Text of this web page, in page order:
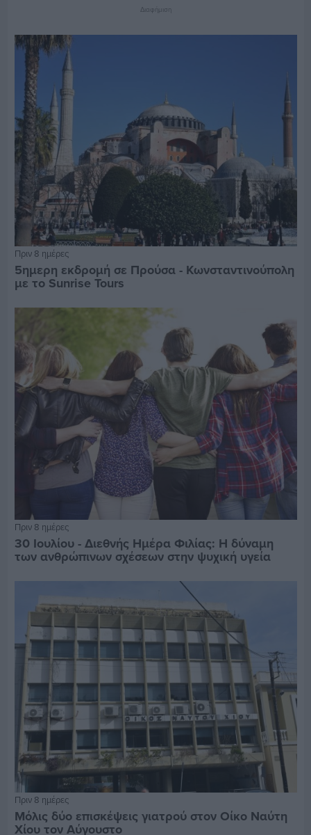
Διαφήμιση
Πριν 8 ημέρες
5ημερη εκδρομή σε Προύσα - Κωνσταντινούπολη
με το Sunrise Tours
Πριν 8 ημέρες
30 Ιουλίου - Διεθνής Ημέρα Φιλίας: Η δύναμη
των ανθρώπινων σχέσεων στην ψυχική υγεία
Πριν 8 ημέρες
Μόλις δύο επισκέψεις γιατρού στον Οίκο Ναύτη
Χίου τον Αύγουστο